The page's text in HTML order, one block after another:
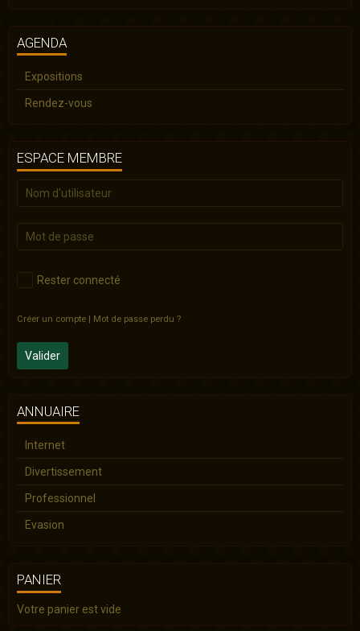
AGENDA
Expositions
Rendez-vous
ESPACE MEMBRE
Rester connecté
Créer un compte | Mot de passe perdu ?
Valider
ANNUAIRE
Internet
Divertissement
Professionnel
Evasion
PANIER
Votre panier est vide